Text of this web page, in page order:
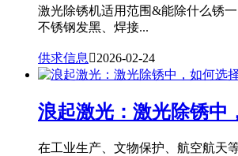
激光除锈机适用范围&能除什么锈
不锈钢发黑、焊接...
供求信息 2026-02-24
浪起激光：激光除锈中
在工业生产、文物保护、航空航天